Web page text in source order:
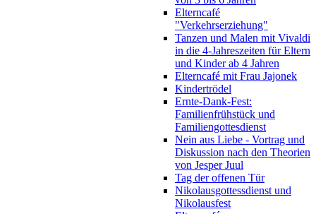
Elterncafé
"Verkehrserziehung"
Tanzen und Malen mit Vivaldi
in die 4-Jahreszeiten für Eltern
und Kinder ab 4 Jahren
Elterncafé mit Frau Jajonek
Kindertrödel
Ernte-Dank-Fest:
Familienfrühstück und
Familiengottesdienst
Nein aus Liebe - Vortrag und
Diskussion nach den Theorien
von Jesper Juul
Tag der offenen Tür
Nikolausgottessdienst und
Nikolausfest